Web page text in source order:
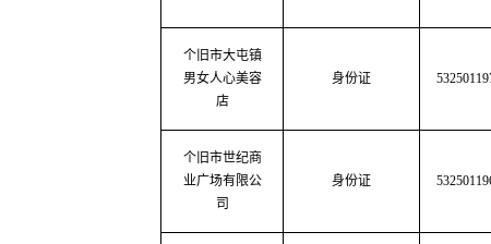
个旧市大屯镇
男女人心美容
店
身份证
个旧市世纪商
业广场有限公
司
身份证